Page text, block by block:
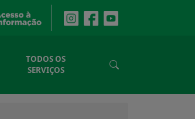
TODOS OS
SERVIÇOS